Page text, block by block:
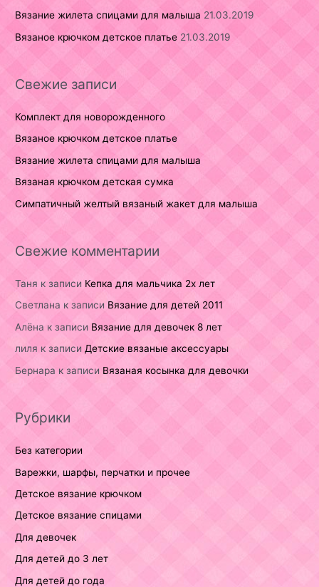
Вязание жилета спицами для малыша 21.03.2019
Вязаное крючком детское платье 21.03.2019
Свежие записи
Комплект для новорожденного
Вязаное крючком детское платье
Вязание жилета спицами для малыша
Вязаная крючком детская сумка
Симпатичный желтый вязаный жакет для малыша
Свежие комментарии
Таня к записи Кепка для мальчика 2х лет
Светлана к записи Вязание для детей 2011
Алёна к записи Вязание для девочек 8 лет
лиля к записиДетские вязаные аксессуары
Бернара к записи Вязаная косынка для девочки
Рубрики
Без категории
Варежки, шарфы, перчатки и прочее
Детское вязание крючком
Детское вязание спицами
Для девочек
Для детей до 3 лет
Для детей до года